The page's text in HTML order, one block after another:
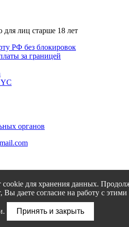
для лиц старше 18 лет
РФ без блокировок
за границей
органов
cookie для хранения данных.
Вы даете согласие на работу с этими
Принять и закрыть